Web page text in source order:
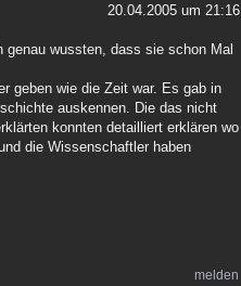
20.04.2005 um 21:16
genau wussten, dass sie schon Mal
geben wie die Zeit war. Es gab in
auskennen. Die das nicht
konnten detailliert erklären wo
die Wissenschaftler haben
melden